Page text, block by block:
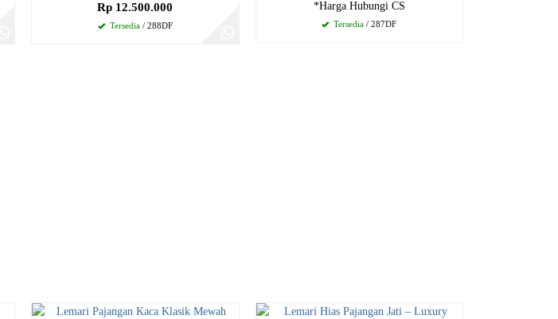
Rp 12.500.000
Tersedia/ 288DF
*Harga Hubungi CS
Tersedia / 287DF